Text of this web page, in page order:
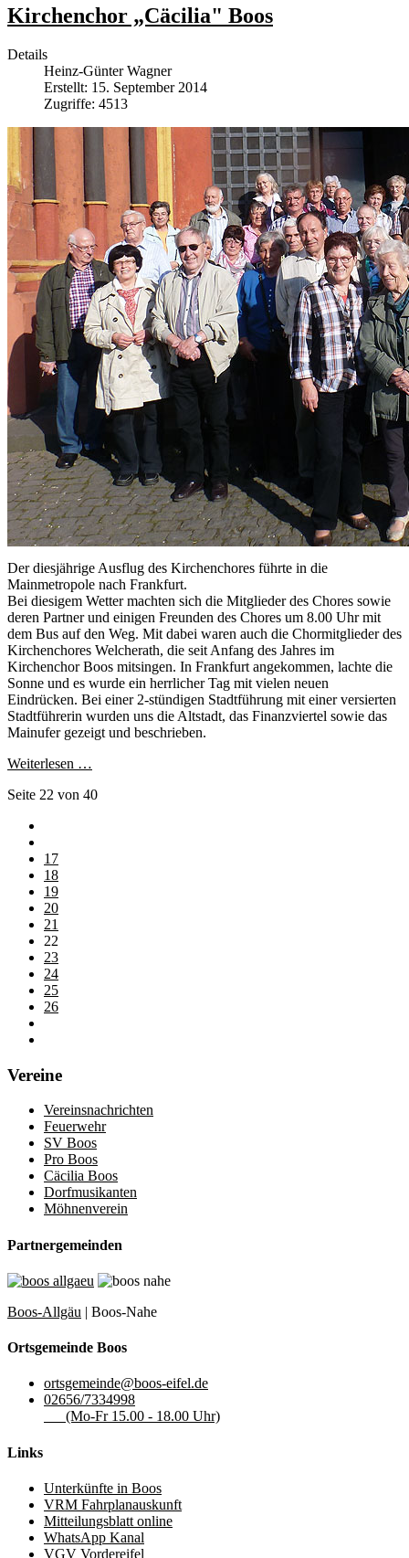
Kirchenchor „Cäcilia" Boos
Details
Heinz-Günter Wagner
Erstellt: 15. September 2014
Zugriffe: 4513
Der diesjährige Ausflug des Kirchenchores führte in die
Mainmetropole nach Frankfurt.
Bei diesigem Wetter machten sich die Mitglieder des Chores sowie
deren Partner und einigen Freunden des Chores um 8.00 Uhr mit
dem Bus auf den Weg. Mit dabei waren auch die Chormitglieder des
Kirchenchores Welcherath, die seit Anfang des Jahres im
Kirchenchor Boos mitsingen. In Frankfurt angekommen, lachte die
Sonne und es wurde ein herrlicher Tag mit vielen neuen
Eindrücken. Bei einer 2-stündigen Stadtführung mit einer versierten
Stadtführerin wurden uns die Altstadt, das Finanzviertel sowie das
Mainufer gezeigt und beschrieben.
Weiterlesen …
Seite 22 von 40
17
18
19
20
21
22
23
24
25
26
Vereine
Vereinsnachrichten
Feuerwehr
SV Boos
Pro Boos
Cäcilia Boos
Dorfmusikanten
Möhnenverein
Partnergemeinden
Boos-Allgäu | Boos-Nahe
Ortsgemeinde Boos
ortsgemeinde@boos-eifel.de
02656/7334998
(Mo-Fr 15.00 - 18.00 Uhr)
Links
Unterkünfte in Boos
VRM Fahrplanauskunft
Mitteilungsblatt online
WhatsApp Kanal
VGV Vordereifel